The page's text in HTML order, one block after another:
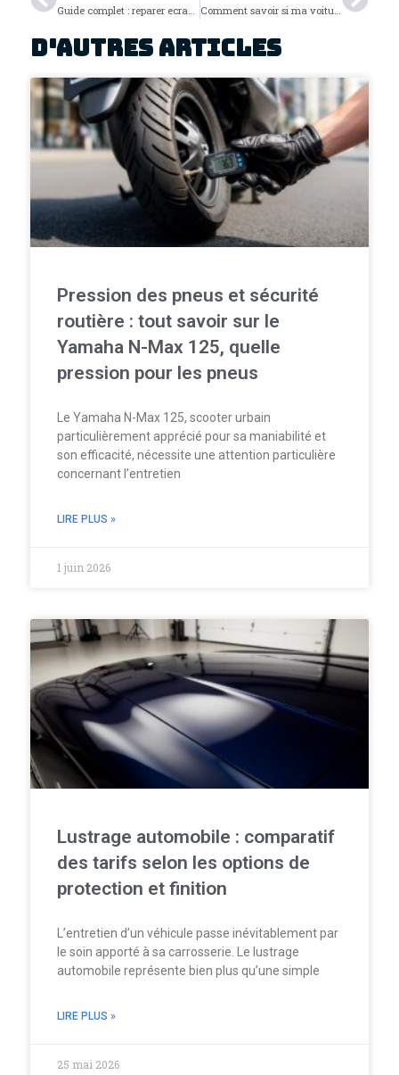
D'autres articles
Pression des pneus et sécurité
routière : tout savoir sur le
Yamaha N-Max 125, quelle
pression pour les pneus
Le Yamaha N-Max 125, scooter urbain
particulièrement apprécié pour sa maniabilité et
son efficacité, nécessite une attention particulière
concernant l’entretien
LIRE PLUS »
1 juin 2026
Lustrage automobile : comparatif
des tarifs selon les options de
protection et finition
L’entretien d’un véhicule passe inévitablement par
le soin apporté à sa carrosserie. Le lustrage
automobile représente bien plus qu’une simple
LIRE PLUS »
25 mai 2026